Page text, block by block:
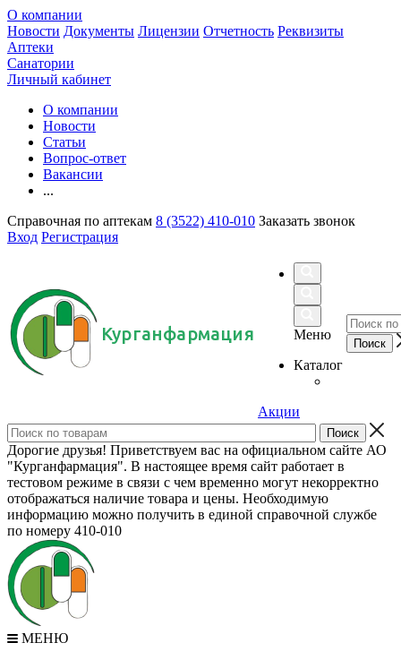
О компании
Новости Документы Лицензии Отчетность Реквизиты
Аптеки
Санатории
Личный кабинет
О компании
Новости
Статьи
Вопрос-ответ
Вакансии
...
Справочная по аптекам 8 (3522) 410-010 Заказать звонок
Вход Регистрация
Курганфармация
Меню
Каталог
Акции
Дорогие друзья! Приветствуем вас на официальном сайте АО
"Курганфармация". В настоящее время сайт работает в
тестовом режиме в связи с чем временно могут некорректно
отображаться наличие товара и цены. Необходимую
информацию можно получить в единой справочной службе
по номеру 410-010
МЕНЮ